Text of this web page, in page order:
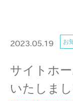
2023.05.19 お
サイトホ
いたしま